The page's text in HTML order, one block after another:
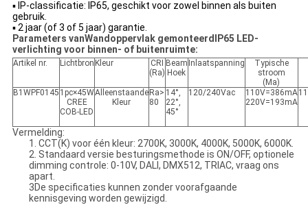
▪ IP-classificatie: IP65, geschikt voor zowel binnen als buiten
gebruik.
▪ 2 jaar (of 3 of 5 jaar) garantie.
Parameters vanWandoppervlak gemonteerd IP65 LED-
verlichting voor binnen- of buitenruimte:
Artikel nr. Lichtbron Kleur
CRI
(Ra)
Beam
Hoek
Inlaatspanning
Typische
stroom
(Ma)
B1WPF0145 1pc×45W
CREE
COB-LED
Alleenstaande
Kleur
Ra>
80
14°,
22°,
45°
120/240Vac
110V=386mA
220V=193mA
Vermelding:
1. CCT(K) voor één kleur: 2700K, 3000K, 4000K, 5000K, 6000K.
2. Standaard versie besturingsmethode is ON/OFF, optionele
dimming controle: 0-10V, DALI, DMX512, TRIAC, vraag ons
apart.
3De specificaties kunnen zonder voorafgaande
kennisgeving worden gewijzigd.